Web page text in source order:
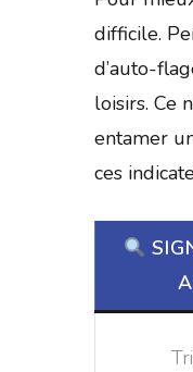
difficile.
d’auto-
loisirs. Ce
entamer
ces